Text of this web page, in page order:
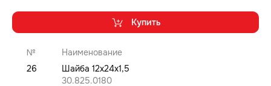
Купить
№
Наименование
26
Шайба 12x24x1,5
30.825.0180